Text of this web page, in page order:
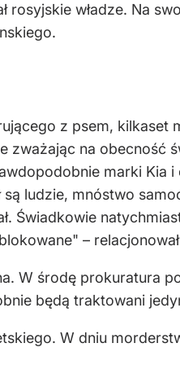
władze. Na
z psem, kilkaset
na obecność
marki Kia
ludzie, mnóstwo
Świadkowie
–
W środę prokuratura
będą traktowani
W dniu